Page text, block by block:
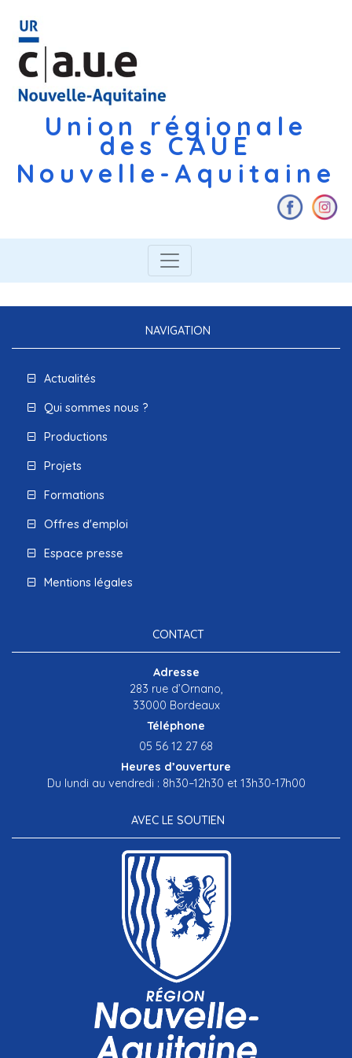
Union régionale
des CAUE
Nouvelle-Aquitaine
NAVIGATION
Actualités
Qui sommes nous ?
Productions
Projets
Formations
Offres d'emploi
Espace presse
Mentions légales
CONTACT
Adresse
283 rue d’Ornano,
33000 Bordeaux
Téléphone
05 56 12 27 68
Heures d’ouverture
Du lundi au vendredi : 8h30–12h30 et 13h30-17h00
AVEC LE SOUTIEN